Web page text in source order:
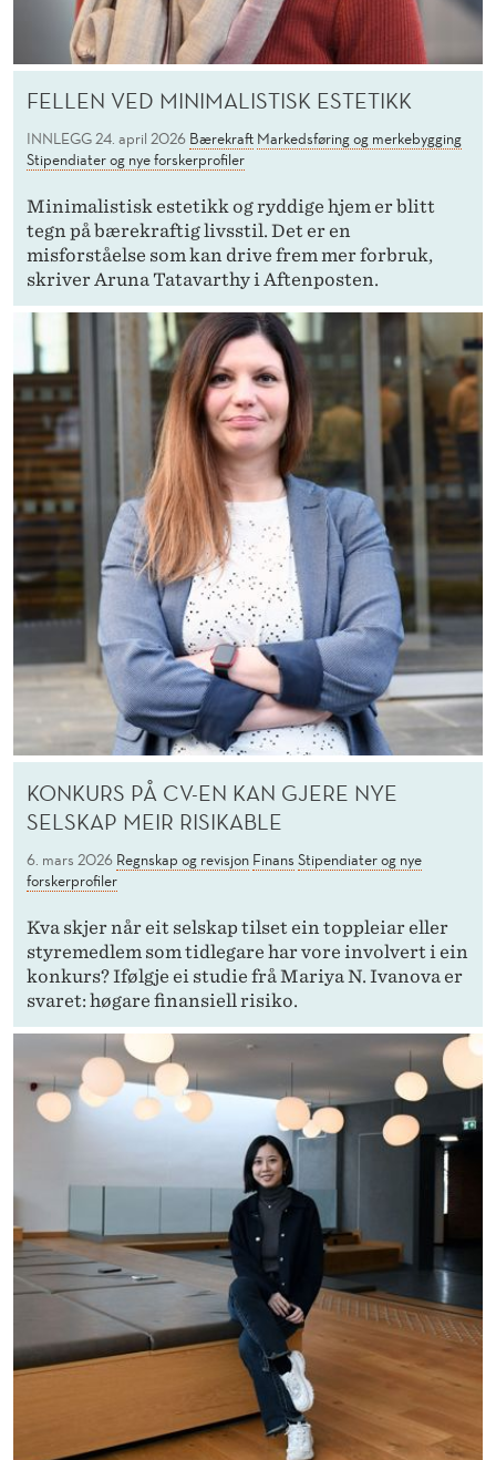
FELLEN VED MINIMALISTISK ESTETIKK
INNLEGG24. april 2026 Bærekraft Markedsføring og merkebygging
Stipendiater og nye forskerprofiler
Minimalistisk estetikk og ryddige hjem er blitt
tegn på bærekraftig livsstil. Det er en
misforståelse som kan drive frem mer forbruk,
skriver Aruna Tatavarthy i Aftenposten.
KONKURS PÅ CV-EN KAN GJERE NYE
SELSKAP MEIR RISIKABLE
6. mars 2026 Regnskap og revisjon Finans Stipendiater og nye
forskerprofiler
Kva skjer når eit selskap tilset ein toppleiar eller
styremedlem som tidlegare har vore involvert i ein
konkurs? Ifølgje ei studie frå Mariya N. Ivanova er
svaret: høgare finansiell risiko.